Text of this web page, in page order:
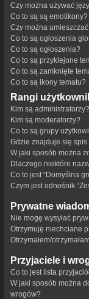
Czy można używać
Co to są są emotikony?
Czy można
Co to są ogłoszenia
Co to są ogłoszenia?
Co to są przyklejone
Co to są zamknięte
Co to są ikony tematu?
Rangi
Kim są administratorzy?
Kim są moderatorzy?
Co to są grupy
Gdzie znajduje się
W jaki sposób można
Dlaczego niektóre
Co to jest “Domyślna
Czym jest odnośnik
Prywatne
Nie mogę wysyłać
Otrzymuję niechciane
Otrzymałem/
Przyjaciele i
Co to jest lista
W jaki sposób można
wrogów?